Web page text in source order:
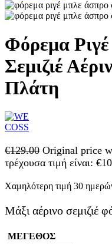
Φόρεμα
Σεμιζιέ
Πλάτη
€129.00 Original price
τρέχουσα τιμή είναι:
Χαμηλότερη τιμή 30
Μάξι αέρινο σεμιζιέ
ΜΕΓΕΘΟΣ